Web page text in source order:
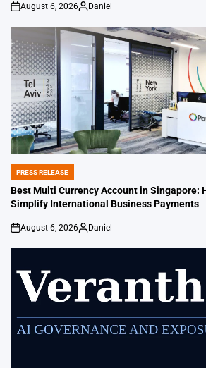
on
August 6, 2026
Posted
Daniel
POSTED
IN
PRESS RELEASE
Best Multi Currency Account in Singapore:
Simplify International Business Payments
on
August 6, 2026
Posted
Daniel